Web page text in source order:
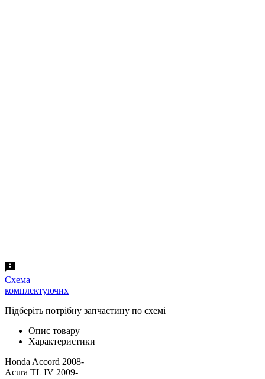
Схема
комплектуючих
Підберіть потрібну запчастину по схемі
Опис товару
Характеристики
Honda Accord 2008-
Acura TL IV 2009-